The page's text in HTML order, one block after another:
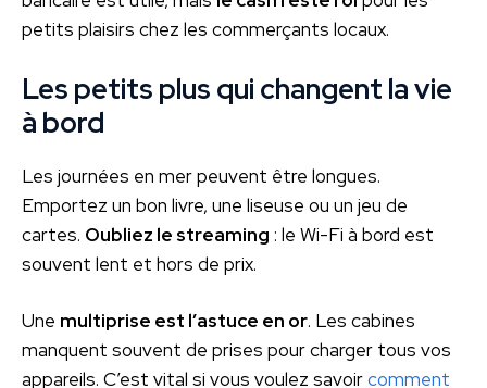
petits plaisirs chez les commerçants locaux.
Les petits plus qui changent la vie
à bord
Les journées en mer peuvent être longues.
Emportez un bon livre, une liseuse ou un jeu de
cartes. Oubliez le streaming : le Wi-Fi à bord est
souvent lent et hors de prix.
Une multiprise est l’astuce en or. Les cabines
manquent souvent de prises pour charger tous vos
appareils. C’est vital si vous voulez savoircomment